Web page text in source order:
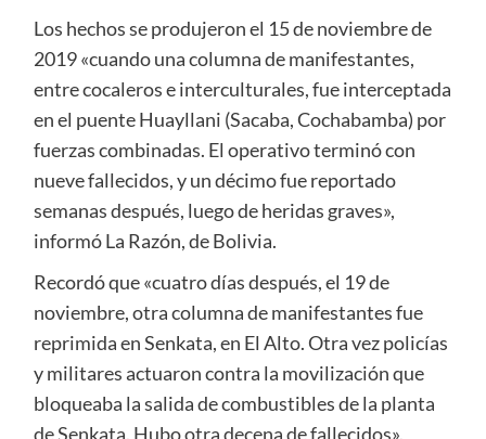
Los hechos se produjeron el 15 de noviembre de
2019 «cuando una columna de manifestantes,
entre cocaleros e interculturales, fue interceptada
en el puente Huayllani (Sacaba, Cochabamba) por
fuerzas combinadas. El operativo terminó con
nueve fallecidos, y un décimo fue reportado
semanas después, luego de heridas graves»,
informó La Razón, de Bolivia.
Recordó que «cuatro días después, el 19 de
noviembre, otra columna de manifestantes fue
reprimida en Senkata, en El Alto. Otra vez policías
y militares actuaron contra la movilización que
bloqueaba la salida de combustibles de la planta
de Senkata. Hubo otra decena de fallecidos».